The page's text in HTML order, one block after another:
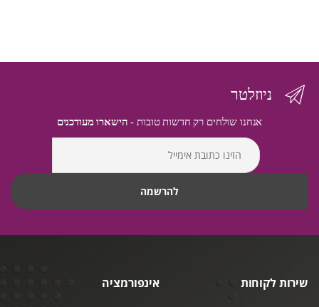
ניוזלטר
אנחנו שולחים רק חדשות טובות - הישארו מעודכנים
שירות לקוחות אינפורמציה